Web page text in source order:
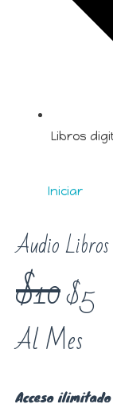
Libros
Iniciar
Audio Libros
$10$5
Al Mes
Acceso